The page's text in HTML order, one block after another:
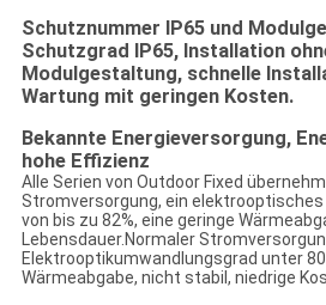
Schutznummer IP65 und
Schutzgrad IP65, Installation
Modulgestaltung, schnelle
Wartung mit geringen Kosten.
Bekannte Energieversorgung,
hohe Effizienz
Alle Serien von Outdoor Fixed
Stromversorgung, ein
von bis zu 82%, eine geringe
Lebensdauer.Normaler
Elektrooptikumwandlungsgrad unter
Wärmeabgabe, nicht stabil, niedrige